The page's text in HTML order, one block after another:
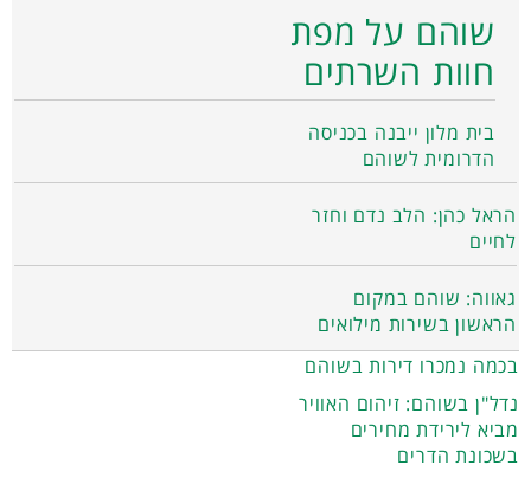
שוהם על מפת
חוות השרתים
בית מלון ייבנה בכניסה
הדרומית לשוהם
הראל כהן: הלב נדם וחזר
לחיים
גאווה: שוהם במקום
הראשון בשירות מילואים
בכמה נמכרו דירות בשוהם
נדל"ן בשוהם: זיהום האוויר
מביא לירידת מחירים
בשכונת הדרים